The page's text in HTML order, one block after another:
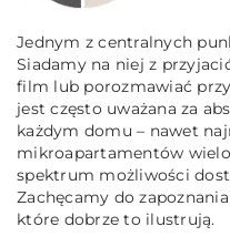
Jednym z centralnych
Siadamy na niej z
film lub porozmawiać
jest często uważana za
każdym domu – nawet
mikroapartamentów
spektrum możliwości
Zachęcamy do
które dobrze to ilustrują.